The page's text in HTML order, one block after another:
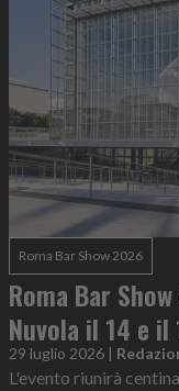
Roma Bar Show 2026
Roma Bar
Nuvola il 14 e
29 luglio 2026 |
L'evento riunirà